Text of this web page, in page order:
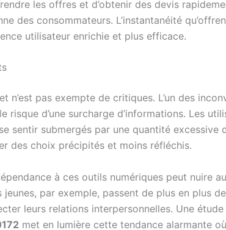
les offres et d’obtenir des devis
des consommateurs. L’instantanéité
utilisateur enrichie et plus efficace.
n’est pas exempte de critiques. L’un des
risque d’une surcharge d’informations. Les
sentir submergés par une quantité excessive
des choix précipités et moins réfléchis.
à ces outils numériques peut nuire
jeunes, par exemple, passent de plus en plus
leurs relations interpersonnelles. Une
met en lumière cette tendance alarmante